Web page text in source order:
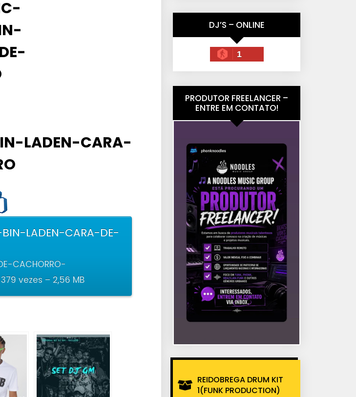
LADEN-CARA-
LADEN-CARA-DE-
CACHORRO-
vezes – 2,56 MB
DJ’S – ONLINE
1
PRODUTOR FREELANCER –
ENTRE EM CONTATO!
REIDOBREGA DRUM KIT
1(FUNK PRODUCTION)